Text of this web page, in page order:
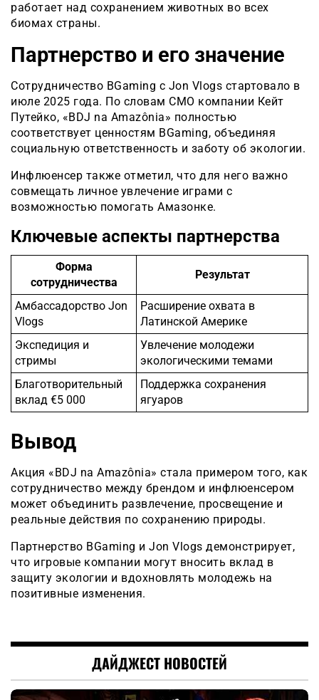
работает над сохранением животных во всех
биомах страны.
Партнерство и его значение
Сотрудничество BGaming с Jon Vlogs стартовало в
июле 2025 года. По словам CMO компании Кейт
Путейко, «BDJ na Amazônia» полностью
соответствует ценностям BGaming, объединяя
социальную ответственность и заботу об экологии.
Инфлюенсер также отметил, что для него важно
совмещать личное увлечение играми с
возможностью помогать Амазонке.
Ключевые аспекты партнерства
Форма
сотрудничества
Результат
Амбассадорство Jon
Vlogs
Расширение охвата в
Латинской Америке
Экспедиция и
стримы
Увлечение молодежи
экологическими темами
Благотворительный
вклад €5 000
Поддержка сохранения
ягуаров
Вывод
Акция «BDJ na Amazônia» стала примером того, как
сотрудничество между брендом и инфлюенсером
может объединить развлечение, просвещение и
реальные действия по сохранению природы.
Партнерство BGaming и Jon Vlogs демонстрирует,
что игровые компании могут вносить вклад в
защиту экологии и вдохновлять молодежь на
позитивные изменения.
ДАЙДЖЕСТ НОВОСТЕЙ